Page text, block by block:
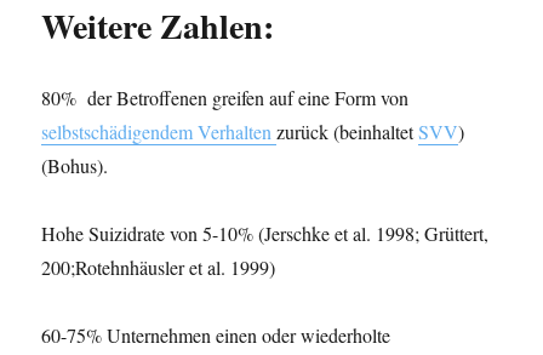
Weitere Zahlen:
80% der Betroffenen greifen auf eine Form von
selbstschädigendem Verhaltenzurück (beinhaltetSVV)
(Bohus).
Hohe Suizidrate von 5-10% (Jerschke et al. 1998; Grüttert,
200;Rotehnhäusler et al. 1999)
60-75% Unternehmen einen oder wiederholte